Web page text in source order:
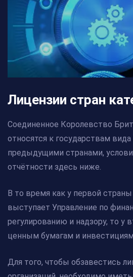
Лицензии стран
Соединенное Королевство
относятся к государствам
предыдущими странами,
отчётности здесь ниже.
В то время как у первой
выступает Управление по
регулированию и надзору, то у
ценным бумагам и
Для того, чтобы обзавестись